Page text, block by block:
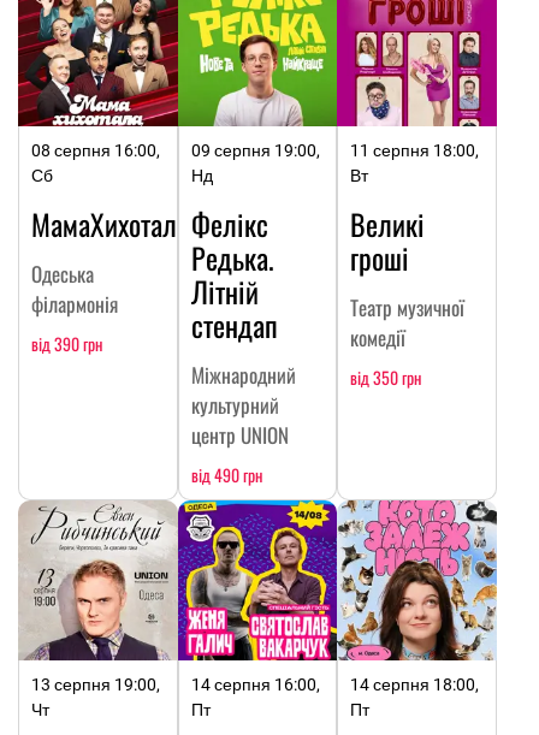
08 серпня 16:00,
Сб
МамаХихотала
Одеська
філармонія
від 390 грн
09 серпня 19:00,
Нд
Фелікс
Редька.
Літній
стендап
Міжнародний
культурний
центр UNION
від 490 грн
11 серпня 18:00,
Вт
Великі
гроші
Театр музичної
комедії
від 350 грн
13 серпня 19:00,
Чт
14 серпня 16:00,
Пт
14 серпня 18:00,
Пт